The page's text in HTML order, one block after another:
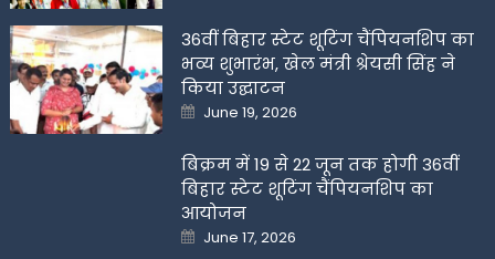
36वीं बिहार स्टेट शूटिंग चैंपियनशिप का
भव्य शुभारंभ, खेल मंत्री श्रेयसी सिंह ने
किया उद्घाटन
Posted
on
June 19, 2026
बिक्रम में 19 से 22 जून तक होगी 36वीं
बिहार स्टेट शूटिंग चैंपियनशिप का
आयोजन
Posted
on
June 17, 2026